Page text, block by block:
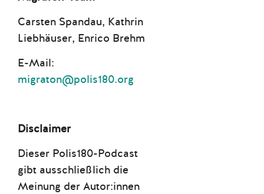
Carsten Spandau, Kathrin
Liebhäuser, Enrico Brehm
E-Mail:
migraton@polis180.org
Disclaimer
Dieser Polis180-Podcast
gibt ausschließlich die
Meinung der Autor:innen